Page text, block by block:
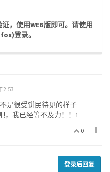
，使用WEB版即可。请使用
登录。
2:53
是很受饼民待见的样子
，我已经等不及力！！1
0
登录后回复